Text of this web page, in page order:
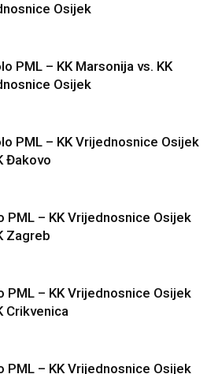
Osijek
PML – KK Marsonija vs. KK
Osijek
PML – KK Vrijednosnice Osijek
Đakovo
PML – KK Vrijednosnice Osijek
Zagreb
PML – KK Vrijednosnice Osijek
Crikvenica
PML – KK Vrijednosnice Osijek